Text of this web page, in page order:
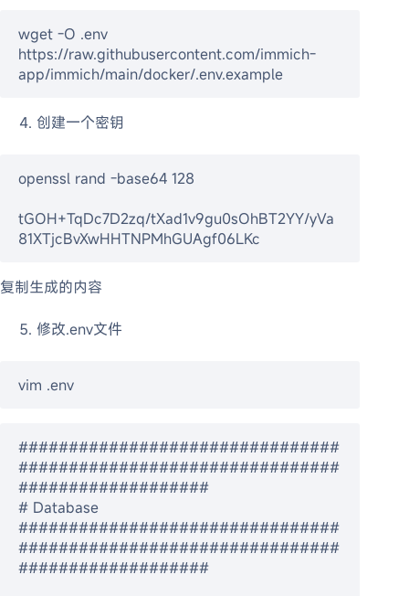
wget -O .env
https://raw.githubusercontent.com/immich-
app/immich/main/docker/.env.example
创建一个密钥
openssl rand -base64 128
tGOH+TqDc7D2zq/tXad1v9gu0sOhBT2YY/yVa
81XTjcBvXwHHTNPMhGUAgf06LKc
复制生成的内容
修改.env文件
vim .env
################################
################################
###################
# Database
################################
################################
###################